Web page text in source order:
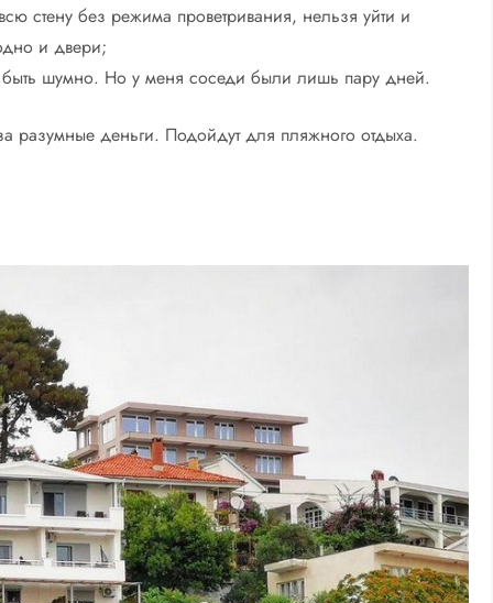
стену без режима проветривания, нельзя уйти и
и двери;
быть шумно. Но у меня соседи были лишь пару дней.
разумные деньги. Подойдут для пляжного отдыха.